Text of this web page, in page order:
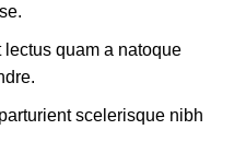
quam a natoque
scelerisque nibh